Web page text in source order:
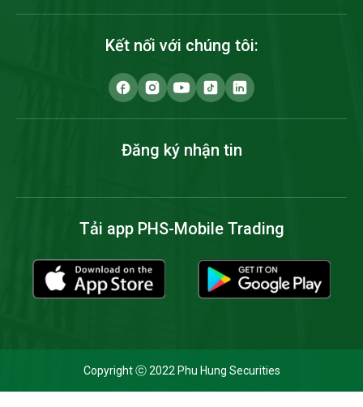
Kết nối với chúng tôi:
Đăng ký nhận tin
Tải app PHS-Mobile Trading
Copyright ⓒ 2022 Phu Hung Securities